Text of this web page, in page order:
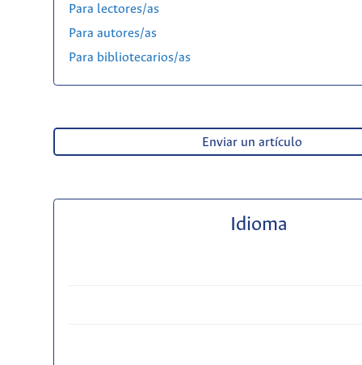
Para lectores/as
Para autores/as
Para bibliotecarios/as
Enviar un artículo
Idioma